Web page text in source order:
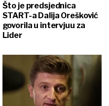
Što je predsjednica
START-a Dalija Orešković
govorila u intervjuu za
Lider